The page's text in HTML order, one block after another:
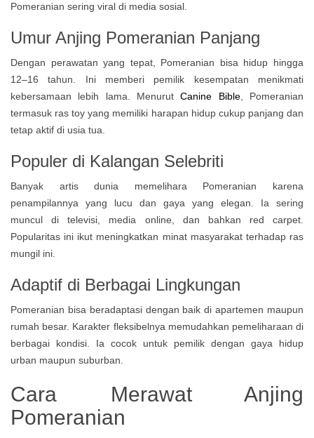
Pomeranian sering viral di media sosial.
Umur Anjing Pomeranian Panjang
Dengan perawatan yang tepat, Pomeranian bisa hidup hingga
12–16 tahun. Ini memberi pemilik kesempatan menikmati
kebersamaan lebih lama. Menurut Canine Bible, Pomeranian
termasuk ras toy yang memiliki harapan hidup cukup panjang dan
tetap aktif di usia tua.
Populer di Kalangan Selebriti
Banyak artis dunia memelihara Pomeranian karena
penampilannya yang lucu dan gaya yang elegan. Ia sering
muncul di televisi, media online, dan bahkan red carpet.
Popularitas ini ikut meningkatkan minat masyarakat terhadap ras
mungil ini.
Adaptif di Berbagai Lingkungan
Pomeranian bisa beradaptasi dengan baik di apartemen maupun
rumah besar. Karakter fleksibelnya memudahkan pemeliharaan di
berbagai kondisi. Ia cocok untuk pemilik dengan gaya hidup
urban maupun suburban.
Cara Merawat Anjing
Pomeranian